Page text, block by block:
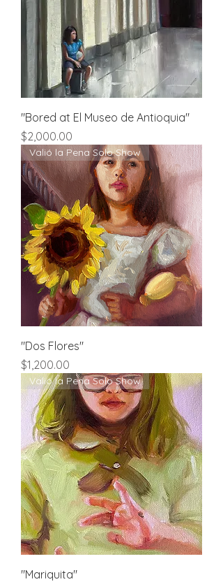
"Bored at El Museo de Antioquia"
Price
$2,000.00
Valió la Pena Solo Show
"Dos Flores"
Price
$1,200.00
Valió la Pena Solo Show
"Mariquita"